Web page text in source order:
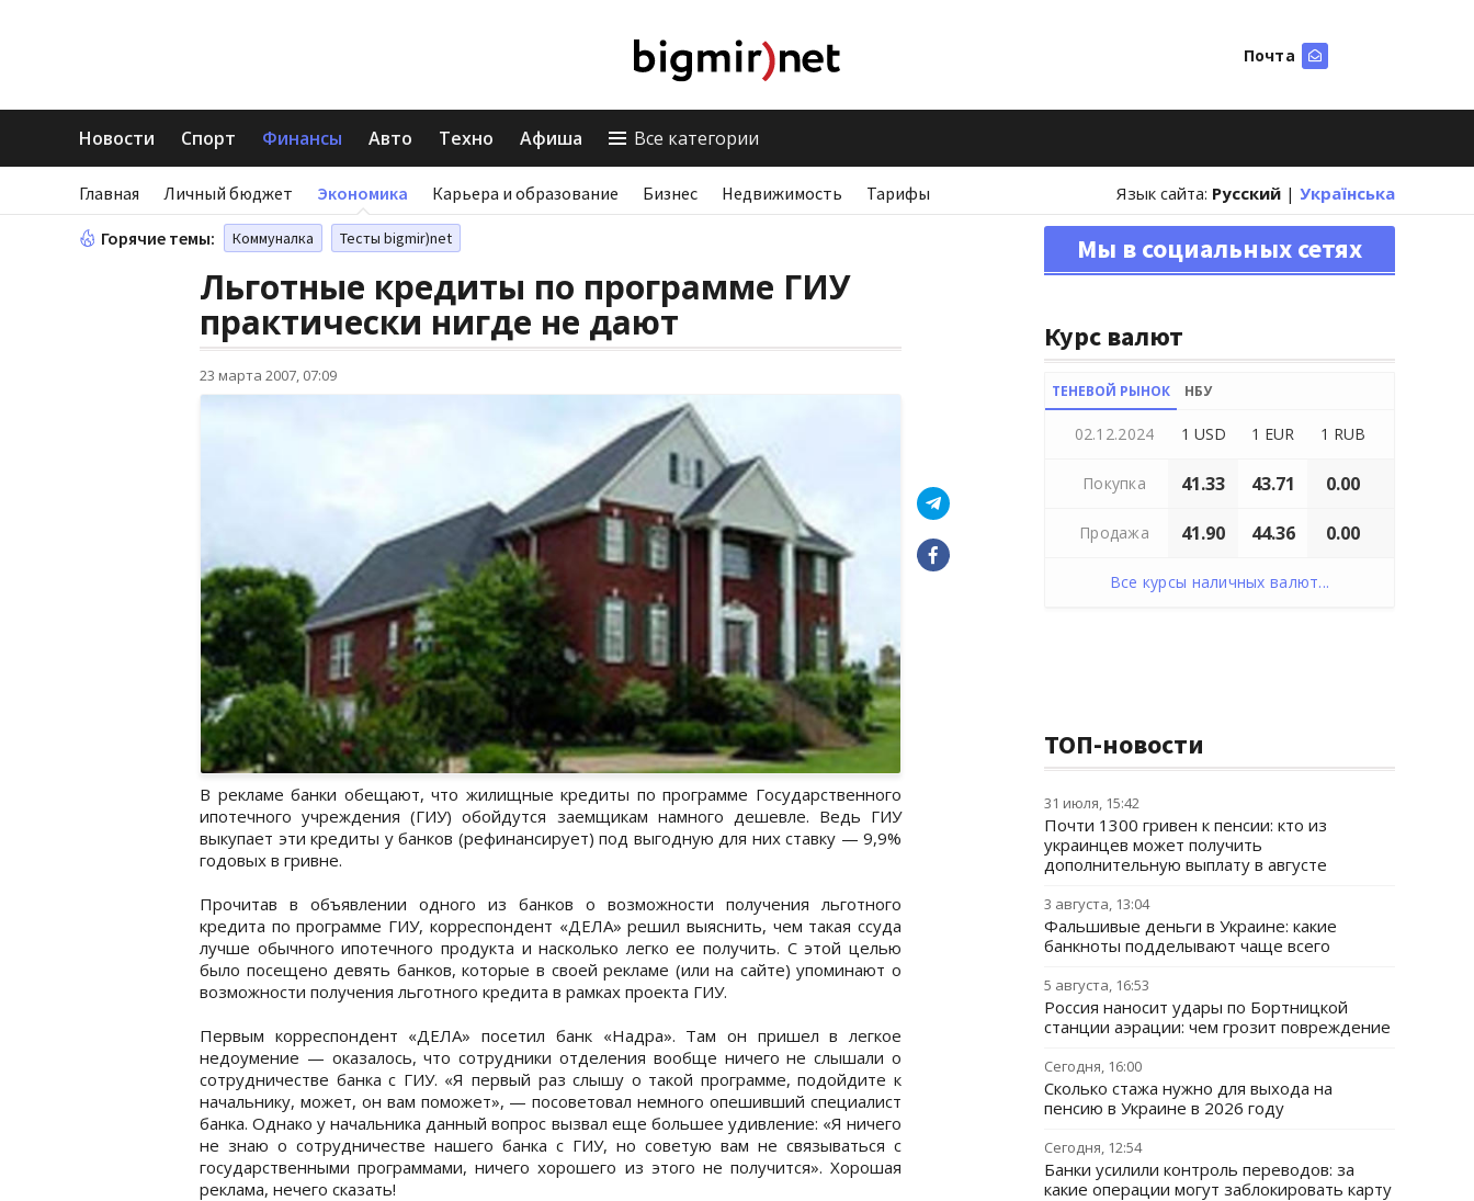
Почта
Новости Спорт Финансы Авто Техно Афиша Все категории
Главная Личный бюджет Экономика Карьера и образование Бизнес Недвижимость Тарифы Язык сайта: Русский | Українська
Горячие темы: Коммуналка Тесты bigmir)net
Льготные кредиты по программе ГИУ
практически нигде не дают
23 марта 2007, 07:09
В рекламе банки обещают, что жилищные кредиты по программе Государственного
ипотечного учреждения (ГИУ) обойдутся заемщикам намного дешевле. Ведь ГИУ
выкупает эти кредиты у банков (рефинансирует) под выгодную для них ставку — 9,9%
годовых в гривне.
Прочитав в объявлении одного из банков о возможности получения льготного
кредита по программе ГИУ, корреспондент «ДЕЛА» решил выяснить, чем такая ссуда
лучше обычного ипотечного продукта и насколько легко ее получить. С этой целью
было посещено девять банков, которые в своей рекламе (или на сайте) упоминают о
возможности получения льготного кредита в рамках проекта ГИУ.
Первым корреспондент «ДЕЛА» посетил банк «Надра». Там он пришел в легкое
недоумение — оказалось, что сотрудники отделения вообще ничего не слышали о
сотрудничестве банка с ГИУ. «Я первый раз слышу о такой программе, подойдите к
начальнику, может, он вам поможет», — посоветовал немного опешивший специалист
банка. Однако у начальника данный вопрос вызвал еще большее удивление: «Я ничего
не знаю о сотрудничестве нашего банка с ГИУ, но советую вам не связываться с
государственными программами, ничего хорошего из этого не получится». Хорошая
реклама, нечего сказать!
Мы в социальных сетях
Курс валют
ТЕНЕВОЙ РЫНОК НБУ
02.12.2024 1 USD 1 EUR 1 RUB
Покупка 41.33 43.71 0.00
Продажа 41.90 44.36 0.00
Все курсы наличных валют...
ТОП-новости
31 июля, 15:42
Почти 1300 гривен к пенсии: кто из
украинцев может получить
дополнительную выплату в августе
3 августа, 13:04
Фальшивые деньги в Украине: какие
банкноты подделывают чаще всего
5 августа, 16:53
Россия наносит удары по Бортницкой
станции аэрации: чем грозит повреждение
Сегодня, 16:00
Сколько стажа нужно для выхода на
пенсию в Украине в 2026 году
Сегодня, 12:54
Банки усилили контроль переводов: за
какие операции могут заблокировать карту